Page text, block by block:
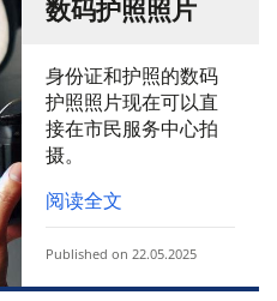
数码护照照片
身份证和护照的数码
护照照片现在可以直
接在市民服务中心拍
摄。
阅读全文
Published on 22.05.2025